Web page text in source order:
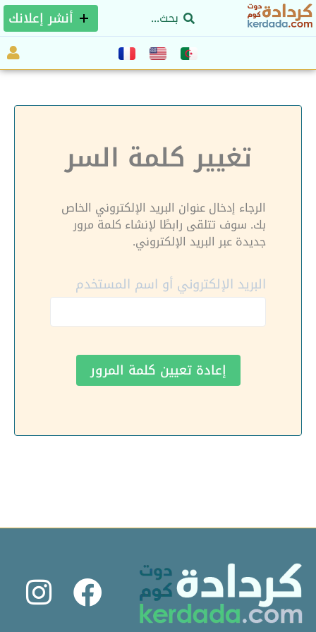
أنشر إعلانك
تغيير كلمة السر
الرجاء إدخال عنوان البريد الإلكتروني الخاص
بك. سوف تتلقى رابطًا لإنشاء كلمة مرور
جديدة عبر البريد الإلكتروني.
البريد الإلكتروني أو اسم المستخدم
إعادة تعيين كلمة المرور